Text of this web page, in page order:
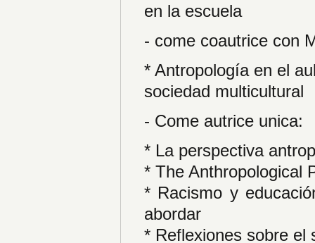
en la escuela
- come coautrice con
* Antropología en el
sociedad multicultural
- Come autrice unica:
* La perspectiva
* The Anthropological
* Racismo y
abordar
* Reflexiones sobre el